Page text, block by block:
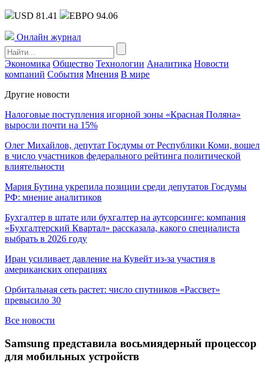
USD 81.41 ЕВРО 94.06
Онлайн журнал
Экономика Общество Технологии Аналитика Новости
компаний События Мнения В мире
Другие новости
Налоговые поступления игорной зоны «Красная Поляна»
выросли почти на 15%
Олег Михайлов, депутат Госдумы от Республики Коми, вошел
в число участников федерального рейтинга политической
влиятельности
Мария Бутина укрепила позиции среди депутатов Госдумы
РФ: мнение аналитиков
Бухгалтер в штате или бухгалтер на аутсорсинге: компания
«Бухгалтерский Квартал» рассказала, какого специалиста
выбрать в 2026 году
Иран усиливает давление на Кувейт из-за участия в
американских операциях
Орбитальная сеть растет: число спутников «Рассвет»
превысило 30
Все новости
Samsung представила восьмиядерный процессор
для мобильных устройств